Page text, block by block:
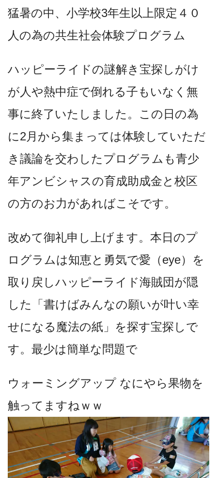
猛暑の中、 小学校3年生以上限定４０
人の為の共生社会体験プログラム
ハッピーライドの謎解き宝探しがけ
が人や熱中症で倒れる子もいなく無
事に終了いたしました。この日の為
に2月から集まっては体験していただ
き議論を交わしたプログラムも青少
年アンビシャスの育成助成金と校区
の方のお力があればこそです。
改めて御礼申し上げます。本日のプ
ログラムは知恵と勇気で愛（eye）を
取り戻しハッピーライド海賊団が隠
した「書けばみんなの願いが叶い幸
せになる魔法の紙」を探す宝探しで
す。最少は簡単な問題で
ウォーミングアップ なにやら果物を
触ってますねｗｗ